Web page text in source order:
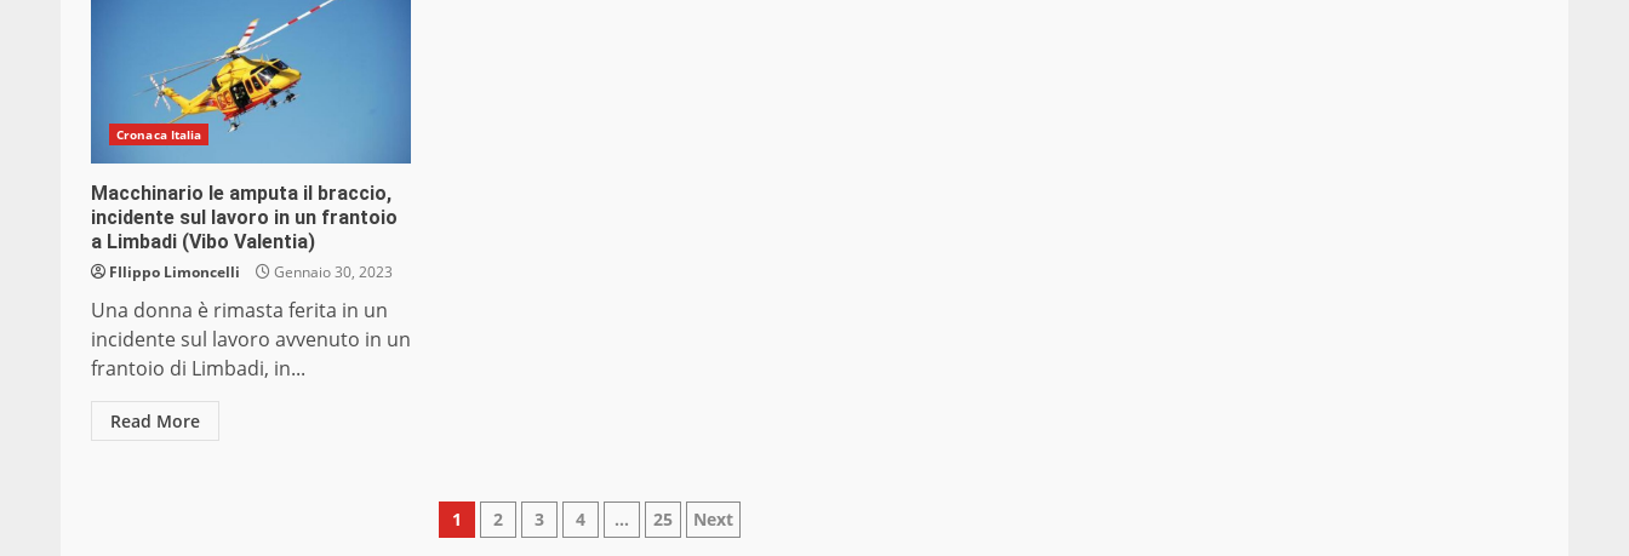
Cronaca Italia
Macchinario le amputa il braccio,
incidente sul lavoro in un frantoio
a Limbadi (Vibo Valentia)
FIlippo Limoncelli Gennaio 30, 2023
Una donna è rimasta ferita in un
incidente sul lavoro avvenuto in un
frantoio di Limbadi, in...
Read More
Paginazione
1 2 3 4 … 25 Next